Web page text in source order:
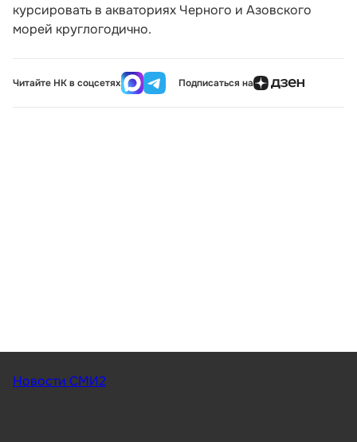
курсировать в акваториях Черного и Азовского
морей круглогодично.
Читайте НК в соцсетях Подписаться на
Новости СМИ2